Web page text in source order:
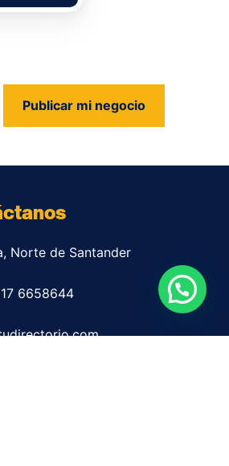
Publicar mi negocio
Norte de Santander
6658644